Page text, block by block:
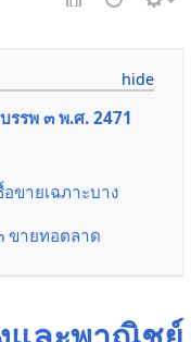
รพ ๓ พ.ศ. 2471
ขายเฉภาะบาง
ขายทอตลาด